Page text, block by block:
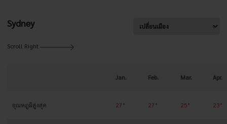
Sydney
Scroll Right
Jan. Feb. Mar. Apr.
อุณหภูมิสูงสุด 27° 27° 25° 23°